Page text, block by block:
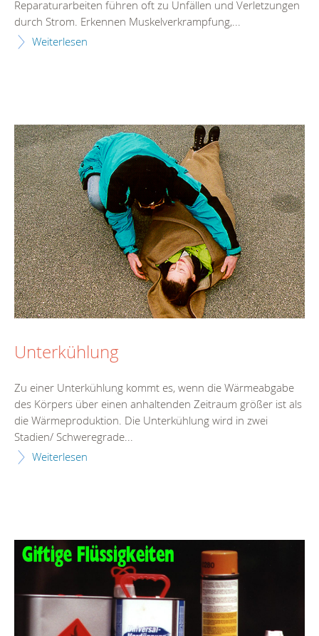
Reparaturarbeiten führen oft zu Unfällen und Verletzungen
durch Strom. Erkennen Muskelverkrampfung,...
Weiterlesen
Unterkühlung
Zu einer Unterkühlung kommt es, wenn die Wärmeabgabe
des Körpers über einen anhaltenden Zeitraum größer ist als
die Wärmeproduktion. Die Unterkühlung wird in zwei
Stadien/ Schweregrade...
Weiterlesen